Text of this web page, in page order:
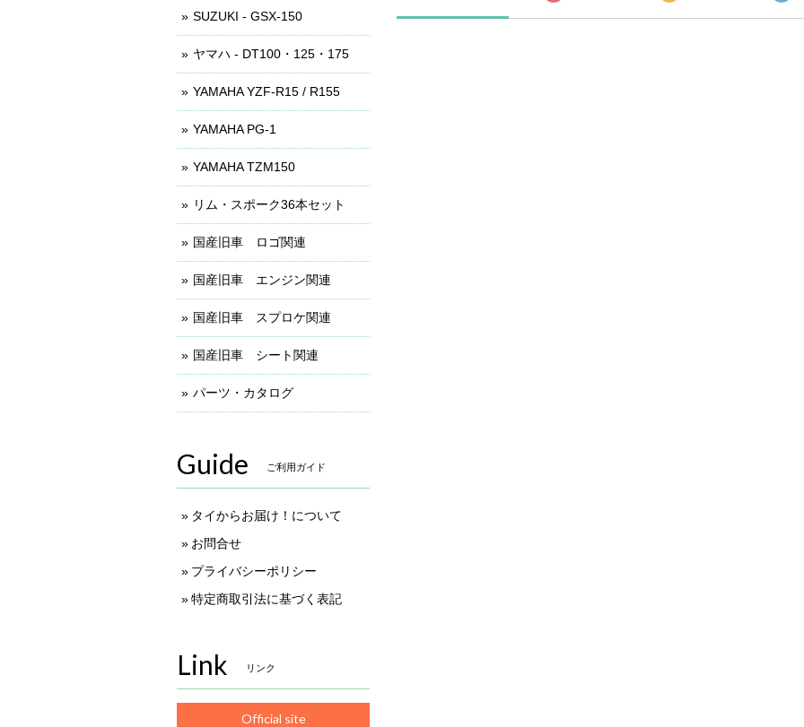
SUZUKI - GSX-150
ヤマハ - DT100・125・175
YAMAHA YZF-R15 / R155
YAMAHA PG-1
YAMAHA TZM150
リム・スポーク36本セット
国産旧車 ロゴ関連
国産旧車 エンジン関連
国産旧車 スプロケ関連
国産旧車 シート関連
パーツ・カタログ
Guide ご利用ガイド
タイからお届け！について
お問合せ
プライバシーポリシー
特定商取引法に基づく表記
Link リンク
Official site